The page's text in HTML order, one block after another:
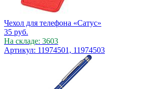
Чехол для телефона «Сатус»
35 руб.
На складе: 3603
Артикул: 11974501, 11974503